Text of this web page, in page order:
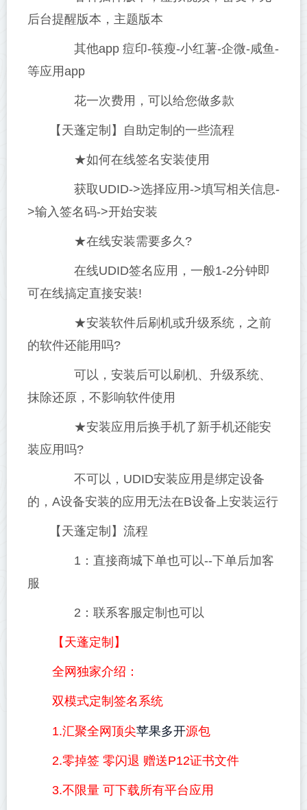
后台提醒版本，主题版本
其他app 痘印-筷瘦-小红薯-企微-咸鱼-
等应用app
花一次费用，可以给您做多款
【天蓬定制】自助定制的一些流程
★如何在线签名安装使用
获取UDID->选择应用->填写相关信息-
>输入签名码->开始安装
★在线安装需要多久?
在线UDID签名应用，一般1-2分钟即
可在线搞定直接安装!
★安装软件后刷机或升级系统，之前
的软件还能用吗?
可以，安装后可以刷机、升级系统、
抹除还原，不影响软件使用
★安装应用后换手机了新手机还能安
装应用吗?
不可以，UDID安装应用是绑定设备
的，A设备安装的应用无法在B设备上安装运行
【天蓬定制】流程
1：直接商城下单也可以--下单后加客
服
2：联系客服定制也可以
【天蓬定制】
全网独家介绍：
双模式定制签名系统
1.汇聚全网顶尖苹果多开源包
2.零掉签 零闪退 赠送P12证书文件
3.不限量 可下载所有平台应用